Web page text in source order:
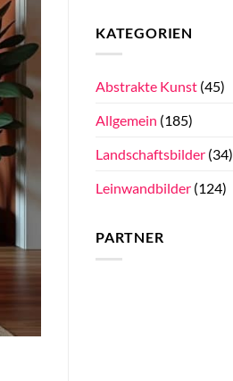
KATEGORIEN
Abstrakte Kunst (45)
Allgemein (185)
Landschaftsbilder (34)
Leinwandbilder (124)
PARTNER